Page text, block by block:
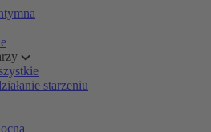
starzeniu